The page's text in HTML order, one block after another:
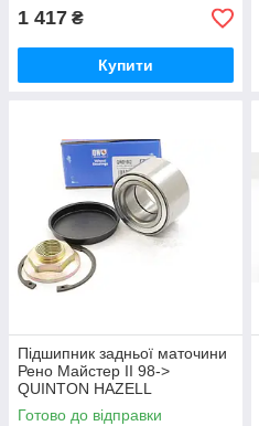
1 417 ₴
Купити
Підшипник задньої маточини
Рено Майстер II 98->
QUINTON HAZELL
(Німеччина) QWB1562
Готово до відправки